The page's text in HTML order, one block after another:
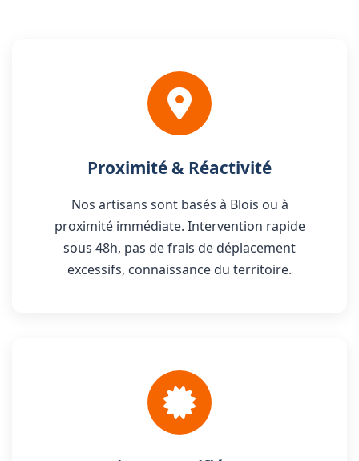
Proximité & Réactivité
Nos artisans sont basés à Blois ou à
proximité immédiate. Intervention rapide
sous 48h, pas de frais de déplacement
excessifs, connaissance du territoire.